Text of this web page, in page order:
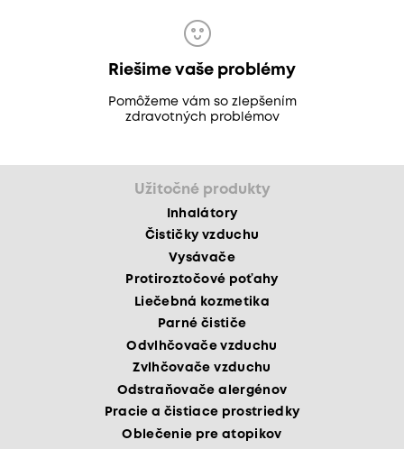
Riešime vaše problémy
Pomôžeme vám so zlepšením
zdravotných problémov
Užitočné produkty
Inhalátory
Čističky vzduchu
Vysávače
Protiroztočové poťahy
Liečebná kozmetika
Parné čističe
Odvlhčovače vzduchu
Zvlhčovače vzduchu
Odstraňovače alergénov
Pracie a čistiace prostriedky
Oblečenie pre atopikov